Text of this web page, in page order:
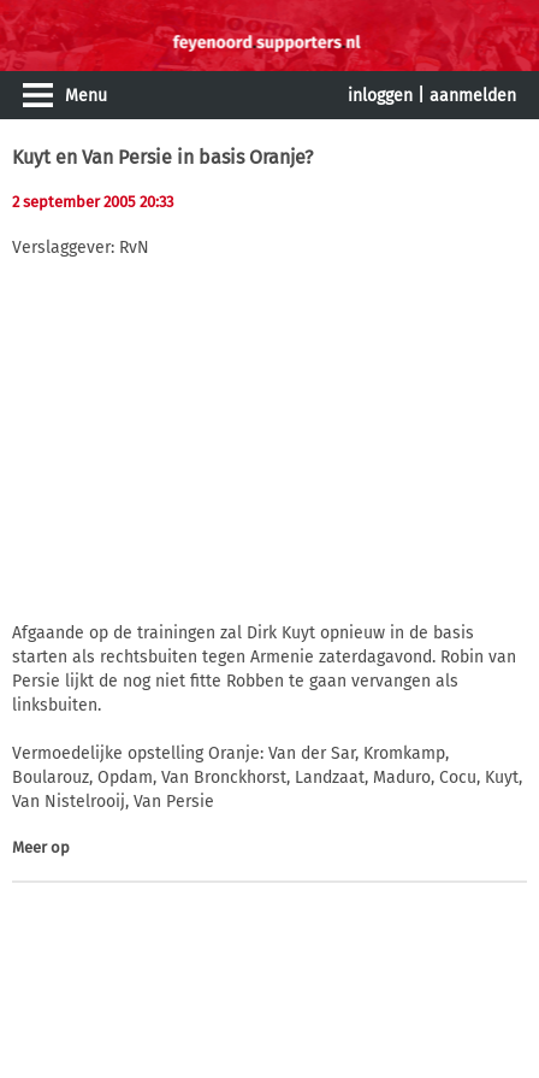
Menu inloggen aanmelden
Kuyt en Van Persie in basis Oranje?
2 september 2005 20:33
Verslaggever: RvN
Afgaande op de trainingen zal Dirk Kuyt opnieuw in de basis
starten als rechtsbuiten tegen Armenie zaterdagavond. Robin van
Persie lijkt de nog niet fitte Robben te gaan vervangen als
linksbuiten.
Vermoedelijke opstelling Oranje: Van der Sar, Kromkamp,
Boularouz, Opdam, Van Bronckhorst, Landzaat, Maduro, Cocu, Kuyt,
Van Nistelrooij, Van Persie
Meer op